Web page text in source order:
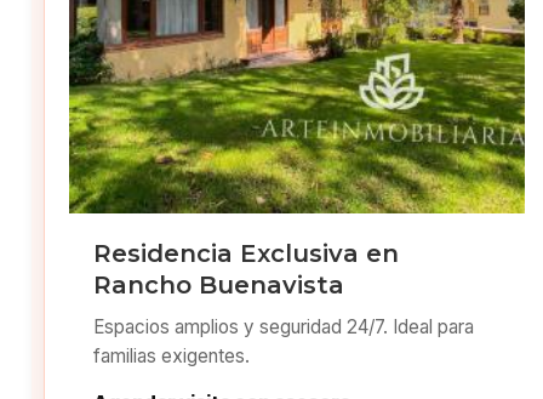
Residencia Exclusiva en
Rancho Buenavista
Espacios amplios y seguridad 24/7. Ideal para
familias exigentes.